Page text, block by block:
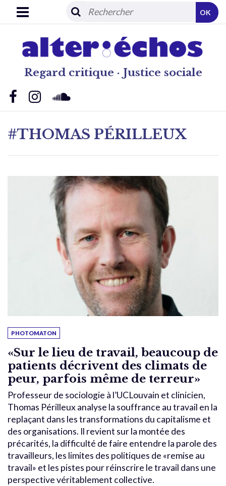
Regard critique · Justice sociale
OK
#THOMAS PÉRILLEUX
PHOTOMATON
«Sur le lieu de travail, beaucoup de
patients décrivent des climats de
peur, parfois même de terreur»
Professeur de sociologie à l’UCLouvain et clinicien,
Thomas Périlleux analyse la souffrance au travail en la
replaçant dans les transformations du capitalisme et
des organisations. Il revient sur la montée des
précarités, la difficulté de faire entendre la parole des
travailleurs, les limites des politiques de «remise au
travail» et les pistes pour réinscrire le travail dans une
perspective véritablement collective.